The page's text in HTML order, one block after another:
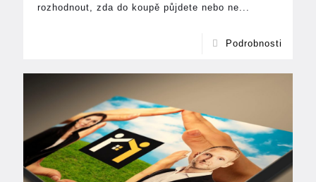
rozhodnout, zda do koupě půjdete nebo ne...
Podrobnosti